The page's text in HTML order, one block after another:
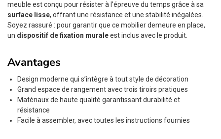
meuble est conçu pour résister à l’épreuve du temps grâce à sa
surface lisse, offrant une résistance et une stabilité inégalées.
Soyez rassuré : pour garantir que ce mobilier demeure en place,
un dispositif de fixation muraleest inclus avec le produit.
Avantages
Design moderne qui s’intègre à tout style de décoration
Grand espace de rangement avec trois tiroirs pratiques
Matériaux de haute qualité garantissant durabilité et
résistance
Facile à assembler, avec toutes les instructions fournies